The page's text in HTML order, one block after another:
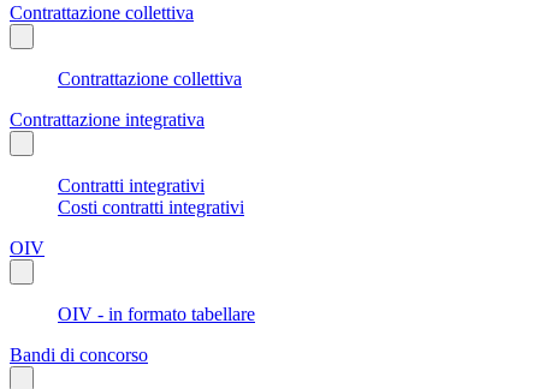
Contrattazione collettiva
Contrattazione collettiva
Contrattazione integrativa
Contratti integrativi
Costi contratti integrativi
OIV
OIV - in formato tabellare
Bandi di concorso